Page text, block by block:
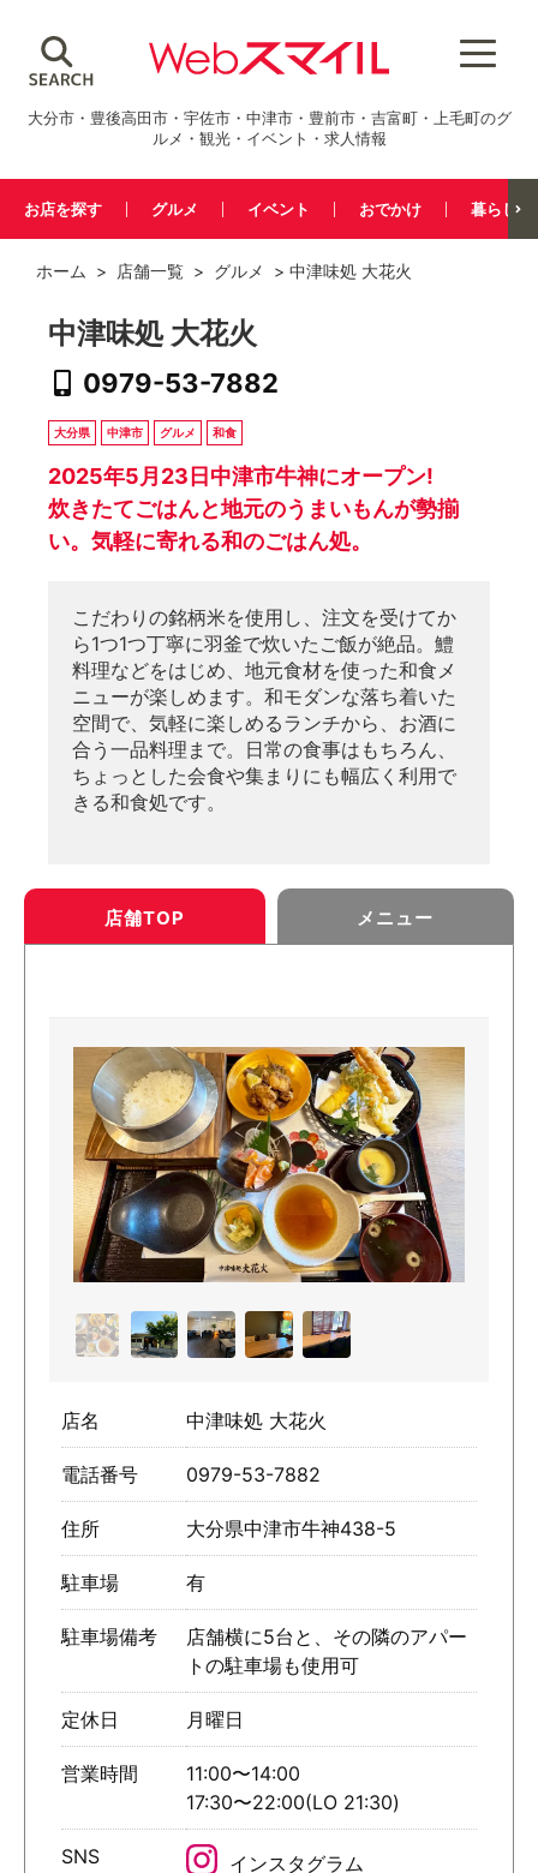
大分市・豊後高田市・宇佐市・中津市・豊前市・吉富町・上毛町のグ
ルメ・観光・イベント・求人情報
お店を探す グルメ イベント おでかけ 暮らし
ホーム > 店舗一覧 > グルメ > 中津味処 大花火
中津味処 大花火
0979-53-7882
大分県 中津市 グルメ 和食
2025年5月23日中津市牛神にオープン!
炊きたてごはんと地元のうまいもんが勢揃
い。気軽に寄れる和のごはん処。
こだわりの銘柄米を使用し、注文を受けてか
ら1つ1つ丁寧に羽釜で炊いたご飯が絶品。鱧
料理などをはじめ、地元食材を使った和食メ
ニューが楽しめます。和モダンな落ち着いた
空間で、気軽に楽しめるランチから、お酒に
合う一品料理まで。日常の食事はもちろん、
ちょっとした会食や集まりにも幅広く利用で
きる和食処です。
店舗TOP メニュー
店名 中津味処 大花火
電話番号 0979-53-7882
住所 大分県中津市牛神438-5
駐車場 有
駐車場備考
店舗横に5台と、その隣のアパー
トの駐車場も使用可
定休日 月曜日
営業時間
11:00〜14:00
17:30〜22:00(LO 21:30)
SNS インスタグラム